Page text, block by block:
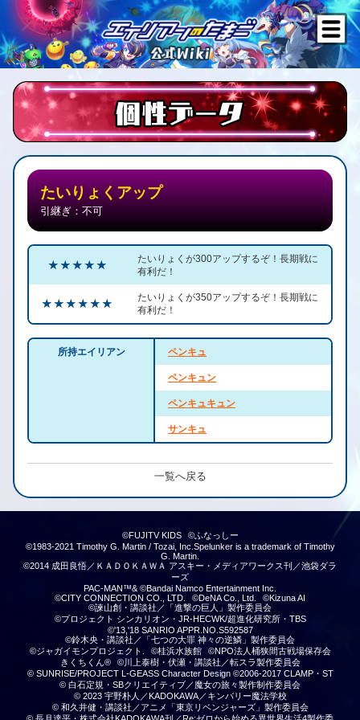
たいりょくアップ
引継ぎ：不可
★ ★ ★ ★ ★
たいりょくが300アップするぞ！長期戦に
有利だ！
★ ★ ★ ★ ★ ★
たいりょくが350アップするぞ！長期戦に
有利だ！
所持エイリアン ペンキュ
ペンキュン
ペンキュキュン
サンキュ
一覧へ戻る
©FUJITV KIDS
©ふなっしー
©1983-2021 Timothy G. Martin / Tozai, Inc.Spelunker is a trademark of Timothy
G. Martin.
©2014 成田良悟／ＫＡＤＯＫＡＷＡ アスキー・メディアワークス刊／池袋ダラ
ーズ
PAC-MAN™& ©Bandai Namco Entertainment Inc.
©CITY CONNECTION CO., LTD.
©DeNA Co., Ltd.
©Kizuna AI
©諫山創・講談社／「進撃の巨人」製作委員会
©プロジェクト シンカリオン・JR-HECWK/超進化研究所・TBS
©'13,'18 SANRIO APPR.NO.S592587
©鈴木央・講談社／「七つの大罪 神々の逆鱗」製作委員会
©ジャガイモンプロジェクト.
©桂浜水族館
©NPO法人桶狭間古戦場保存会
きくちくん®
©川上泰樹・伏瀬・講談社／転スラ製作委員会
© SUNRISE/PROJECT L-GEASS Character Design ©2006-2017 CLAMP・ST
© 白石定規・SBクリエイティブ／魔女の旅々製作制作委員会
© 2023 宇野朴人／KADOKAWA／キンバリー魔法学校
© 和久井健・講談社／アニメ「東京リベンジャーズ」製作委員会